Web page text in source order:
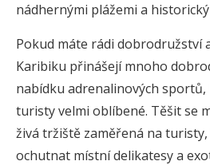
nádhernými plážemi a
Pokud máte rádi dobrodružství
Karibiku přinášejí mnoho
nabídku adrenalinových
turisty velmi oblíbené. Těšit se
živá tržiště zaměřená na
ochutnat místní delikatesy a